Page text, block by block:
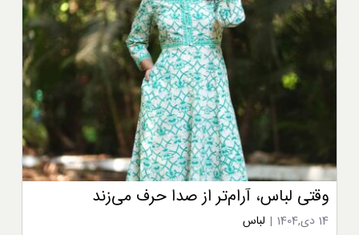
وقتی لباس، آرام‌تر از صدا حرف می‌زند
14 دی,1404 | لباس